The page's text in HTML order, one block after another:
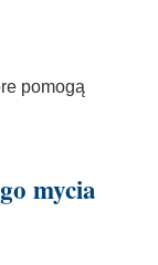
pomogą
mycia